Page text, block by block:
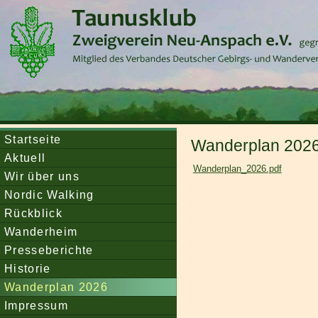
Startseite
Aktuell
Wir über uns
Nordic Walking
Rückblick
Wanderheim
Presseberichte
Historie
Wanderplan 2026
Impressum
Wanderplan
Wanderplan_2026.pdf